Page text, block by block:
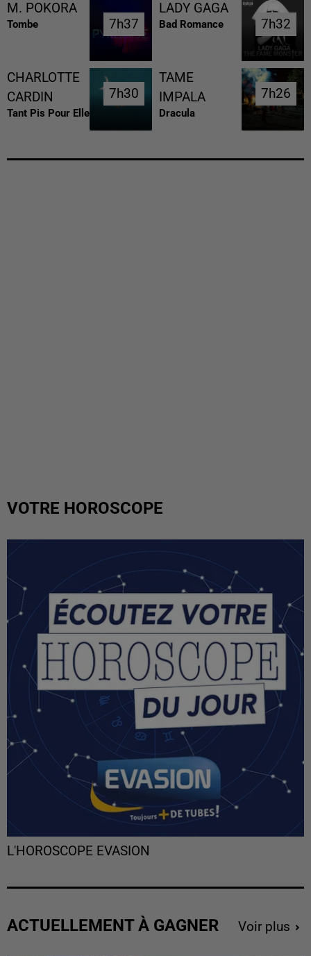
M. POKORA
Tombe 7h37
7h37
LADY GAGA
Bad Romance 7h32
7h32
CHARLOTTE
CARDIN
Tant Pis Pour Elle
7h30
7h30
TAME
IMPALA
Dracula
7h26
7h26
VOTRE HOROSCOPE
L'HOROSCOPE EVASION
ACTUELLEMENT À GAGNER Voir plus